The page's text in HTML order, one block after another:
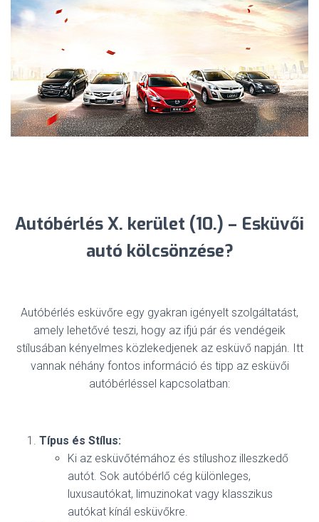
Autóbérlés X. kerület (10.) – Esküvői
autó kölcsönzése?
Autóbérlés esküvőre egy gyakran igényelt szolgáltatást,
amely lehetővé teszi, hogy az ifjú pár és vendégeik
stílusában kényelmes közlekedjenek az esküvő napján. Itt
vannak néhány fontos információ és tipp az esküvői
autóbérléssel kapcsolatban:
Típus és Stílus:
Ki az esküvőtémához és stílushoz illeszkedő
autót. Sok autóbérlő cég különleges,
luxusautókat, limuzinokat vagy klasszikus
autókat kínál esküvőkre.